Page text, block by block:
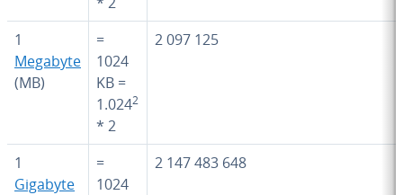
1
Megabyte
(MB)
=
1024
KB =
1.0242
* 2
2 097 125
1
Gigabyte
=
1024
2 147 483 648